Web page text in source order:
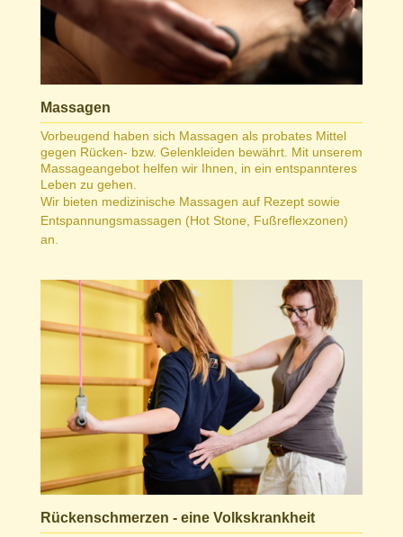
Massagen
Vorbeugend haben sich Massagen als probates Mittel
gegen Rücken- bzw. Gelenkleiden bewährt. Mit unserem
Massageangebot helfen wir Ihnen, in ein entspannteres
Leben zu gehen.
Wir bieten medizinische Massagen auf Rezept sowie
Entspannungsmassagen (Hot Stone, Fußreflexzonen)
an.
Rückenschmerzen - eine Volkskrankheit